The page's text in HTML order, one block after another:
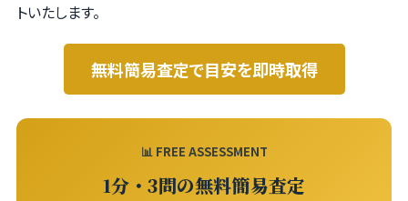
トいたします。
無料簡易査定で目安を即時取得
📊 FREE ASSESSMENT
1分・3問の無料簡易査定